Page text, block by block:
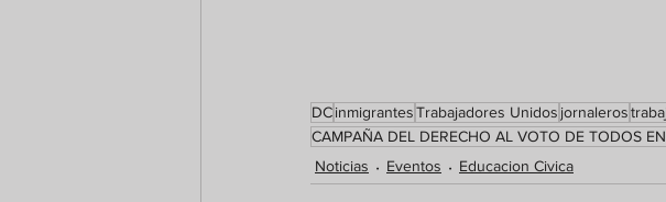
DCinmigrantesTrabajadores Unidos jornaleros
CAMPAÑA DEL DERECHO AL VOTO DE TODOS
Noticias
Eventos Educacion Civica